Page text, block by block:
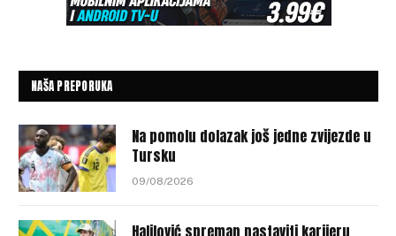
NAŠA PREPORUKA
Na pomolu dolazak još jedne zvijezde u
Tursku
09/08/2026
Halilović spreman nastaviti karijeru